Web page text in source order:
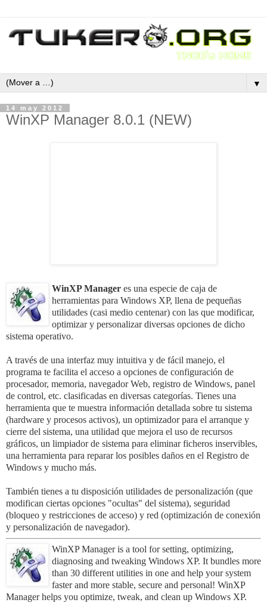
▼
14 may 2012
WinXP Manager 8.0.1 (NEW)
WinXP Manager es una especie de caja de
herramientas para Windows XP, llena de pequeñas
utilidades (casi medio centenar) con las que modificar,
optimizar y personalizar diversas opciones de dicho
sistema operativo.
A través de una interfaz muy intuitiva y de fácil manejo, el
programa te facilita el acceso a opciones de configuración de
procesador, memoria, navegador Web, registro de Windows, panel
de control, etc. clasificadas en diversas categorías. Tienes una
herramienta que te muestra información detallada sobre tu sistema
(hardware y procesos activos), un optimizador para el arranque y
cierre del sistema, una utilidad que mejora el uso de recursos
gráficos, un limpiador de sistema para eliminar ficheros inservibles,
una herramienta para reparar los posibles daños en el Registro de
Windows y mucho más.
También tienes a tu disposición utilidades de personalización (que
modifican ciertas opciones "ocultas" del sistema), seguridad
(bloqueo y restricciones de acceso) y red (optimización de conexión
y personalización de navegador).
WinXP Manager is a tool for setting, optimizing,
diagnosing and tweaking Windows XP. It bundles more
than 30 different utilities in one and help your system
faster and more stable, secure and personal! WinXP
Manager helps you optimize, tweak, and clean up Windows XP.